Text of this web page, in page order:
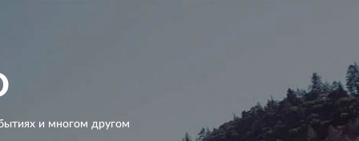
и многом другом